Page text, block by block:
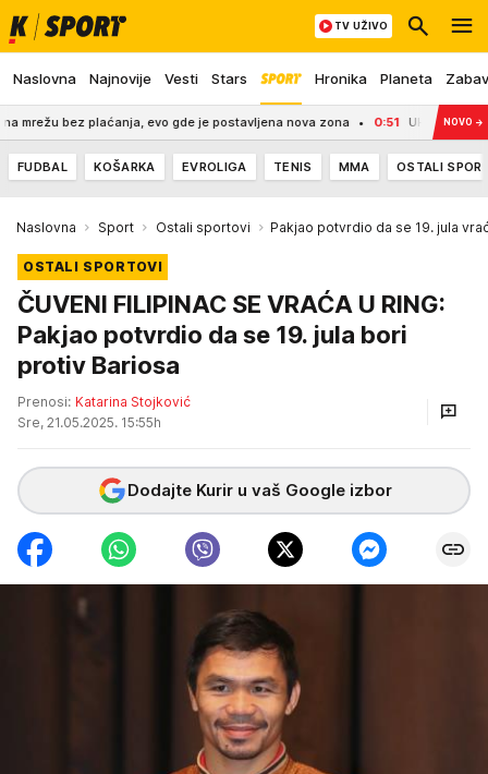
Naslovna Najnovije Vesti Stars Hronika Planeta
TV UŽIVO
bez plaćanja, evo gde je postavljena nova zona 0:51 UHAPŠEN BAHATI
NOVO →
FUDBAL KOŠARKA EVROLIGA TENIS MMA OSTALI
Naslovna Sport Ostali sportovi Pakjao potvrdio da se 19. jula
OSTALI SPORTOVI
ČUVENI FILIPINAC SE VRAĆA U RING:
Pakjao potvrdio da se 19. jula bori
protiv Bariosa
Prenosi: Katarina Stojković
Sre, 21.05.2025. 15:55h
Dodajte Kurir u vaš Google izbor